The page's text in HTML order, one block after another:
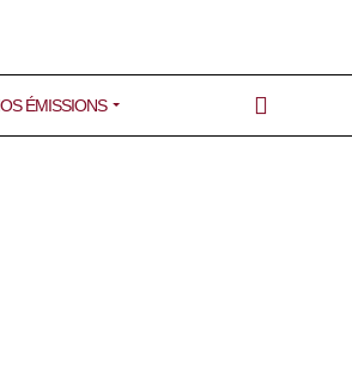
ÉMISSIONS